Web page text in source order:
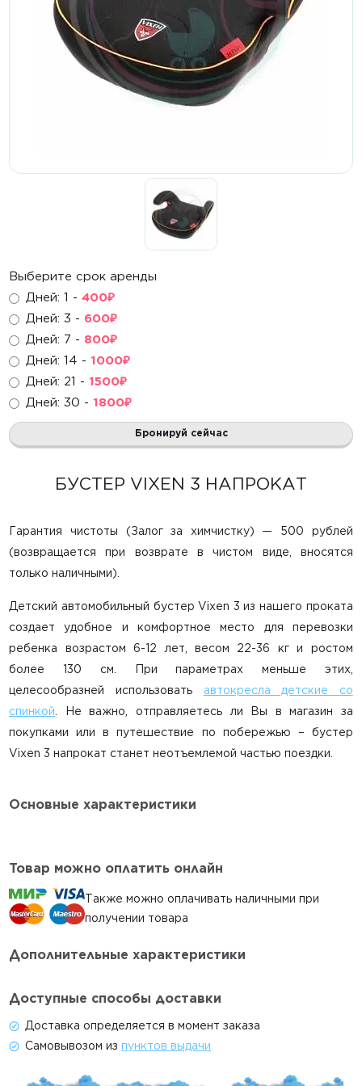
Кроватки
Стульчики для кормления
Манежи, матрасы
Активный отдых
Велосипеды
Игровые центры
Развивающие игрушки
Горки, домики, сухие бассейны
Санки, снегокаты
Ватрушки
Лыжи и коньки
Главная
Каталог
Контакты
Акции
Статьи
Главная
Каталог
Автокресла
Весы
Выберите срок аренды
Дней: 1 - 400₽
Дней: 3 - 600₽
Дней: 7 - 800₽
Дней: 14 - 1000₽
Дней: 21 - 1500₽
Дней: 30 - 1800₽
Бронируй сейчас
БУСТЕР VIXEN 3 НАПРОКАТ
Гарантия чистоты (Залог за химчистку) — 500 рублей
(возвращается при возврате в чистом виде, вносятся
только наличными).
Детский автомобильный бустер Vixen 3 из нашего проката
создает удобное и комфортное место для перевозки
ребенка возрастом 6-12 лет, весом 22-36 кг и ростом
более 130 см. При параметрах меньше этих,
целесообразней использовать автокресла детские со
спинкой . Не важно, отправляетесь ли Вы в магазин за
покупками или в путешествие по побережью – бустер
Vixen 3 напрокат станет неотъемлемой частью поездки.
Основные характеристики
Товар можно оплатить онлайн
Также можно оплачивать наличными при
получении товара
Дополнительные характеристики
Доступные способы доставки
Доставка определяется в момент заказа
Самовывозом из пунктов выдачи